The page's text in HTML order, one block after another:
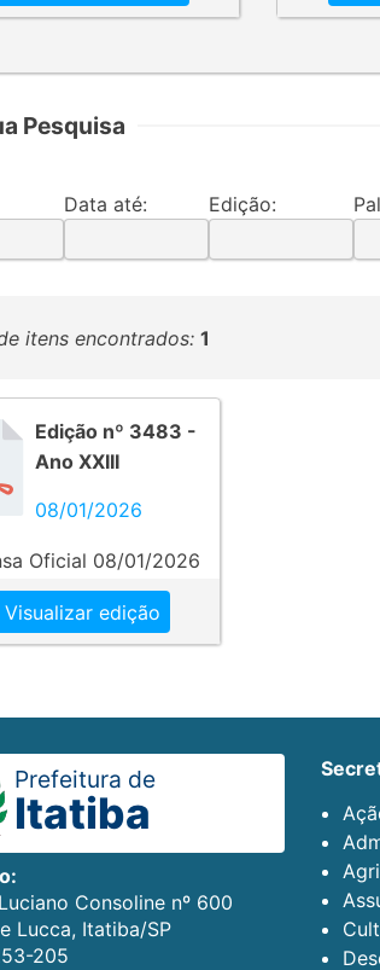
Pesquisa
Data até: Edição:
itens encontrados: 1
Edição nº 3483 -
Ano XXIII
08/01/2026
Oficial 08/01/2026
Visualizar edição
Prefeitura de
Itatiba
Consoline nº 600
Lucca, Itatiba/SP
205